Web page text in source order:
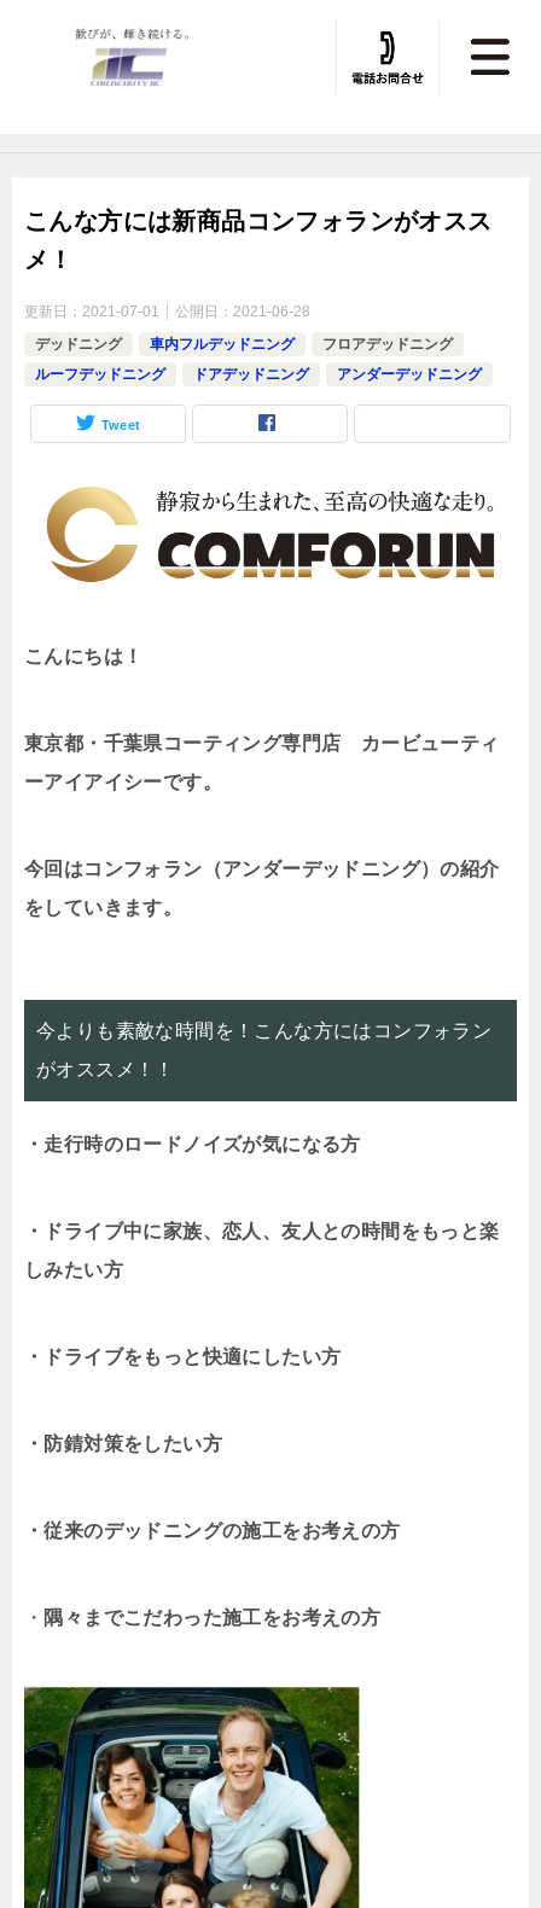
トータルカービューティIIC TOP デッドニング» デッドニング施工実績
こんな方には新商品コンフォランがオスス
メ！
更新日： 2021-07-01 公開日： 2021-06-28
デッドニング
車内フルデッドニング
フロアデッドニング
ルーフデッドニング
ドアデッドニング アンダーデッドニング
Tweet
こんにちは！
東京都・千葉県コーティング専門店 カービューティ
ーアイアイシーです。
今回はコンフォラン（アンダーデッドニング）の紹介
をしていきます。
今よりも素敵な時間を！こんな方にはコンフォラン
がオススメ！！
・走行時のロードノイズが気になる方
・ドライブ中に家族、恋人、友人との時間をもっと楽
しみたい方
・ドライブをもっと快適にしたい方
・防錆対策をしたい方
・従来のデッドニングの施工をお考えの方
・ 隅々までこだわった施工をお考えの方